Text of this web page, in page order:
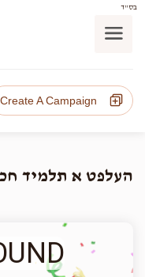
בס"ד
Create A Campaign
העלפט א תלמיד